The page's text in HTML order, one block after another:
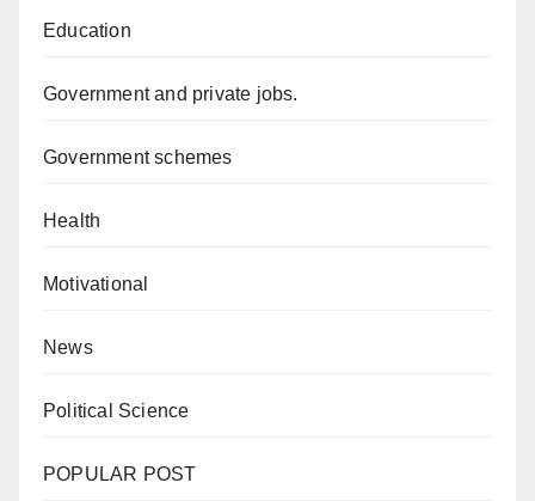
Education
Government and private jobs.
Government schemes
Health
Motivational
News
Political Science
POPULAR POST